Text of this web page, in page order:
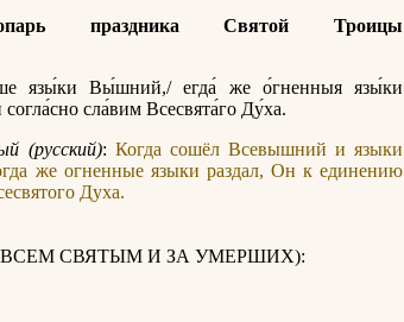
праздника Святой Троицы
язы́ки Вы́шний,/ егда́ же о́гненныя язы́ки
сла́вим Всесвята́го Ду́ха.
(русский): Когда сошёл Всевышний и языки
же огненные языки раздал, Он к единению
Духа.
СВЯТЫМ И ЗА УМЕРШИХ):